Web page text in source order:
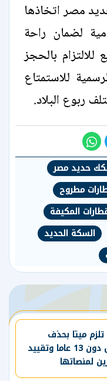
مصر اتخاذها
لضمان راحة
للالتزام بالحجز
للاستمتاع
ربوع البلاد.
حديد مصر
مطروح
المكيفة
السكة الحديد
ميتا بحذف
حسابات الأطفال دون 13 عاما وتقييد
لمنصاتها